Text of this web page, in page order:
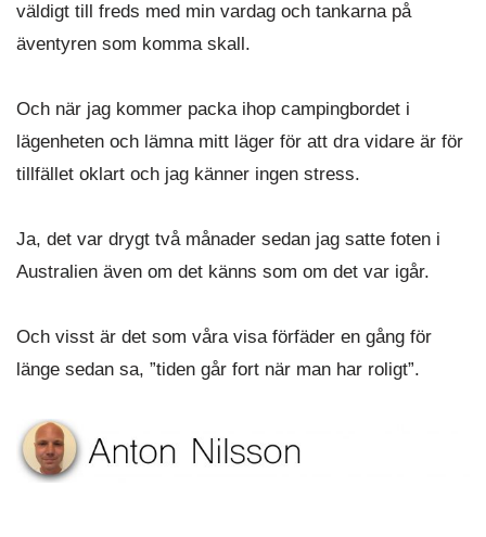
väldigt till freds med min vardag och tankarna på
äventyren som komma skall.
Och när jag kommer packa ihop campingbordet i
lägenheten och lämna mitt läger för att dra vidare är för
tillfället oklart och jag känner ingen stress.
Ja, det var drygt två månader sedan jag satte foten i
Australien även om det känns som om det var igår.
Och visst är det som våra visa förfäder en gång för
länge sedan sa, ”tiden går fort när man har roligt”.